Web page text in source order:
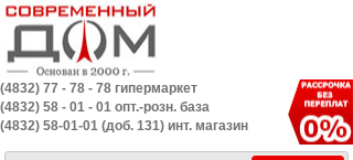
(4832) 77 - 78 - 78 гипермаркет
(4832) 58 - 01 - 01 опт.-розн. база
(4832) 58-01-01 (доб. 131) инт. магазин